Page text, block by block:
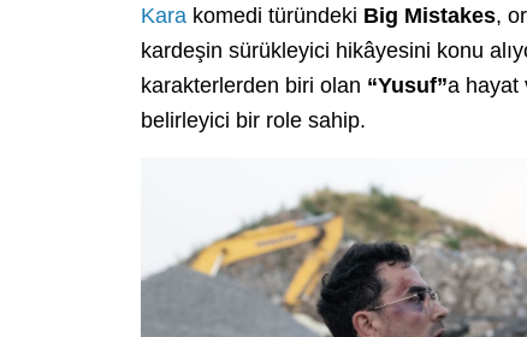
Kara komedi türündeki Big Mistakes,
kardeşin sürükleyici hikâyesini konu
karakterlerden biri olan “Yusuf”a hayat
belirleyici bir role sahip.